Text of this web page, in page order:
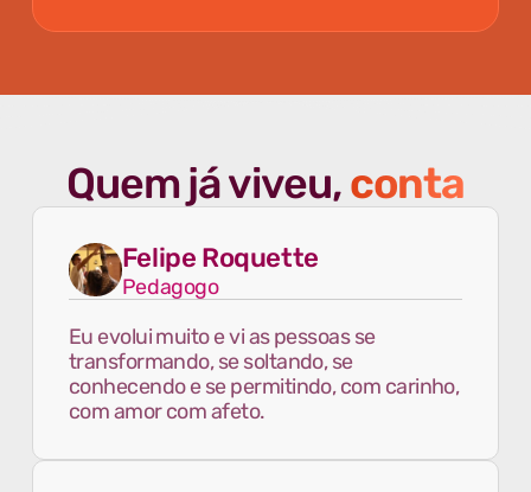
Quem já viveu,conta
Felipe Roquette
Pedagogo
Eu evolui muito e vi as pessoas se
transformando, se soltando, se
conhecendo e se permitindo, com carinho,
com amor com afeto.